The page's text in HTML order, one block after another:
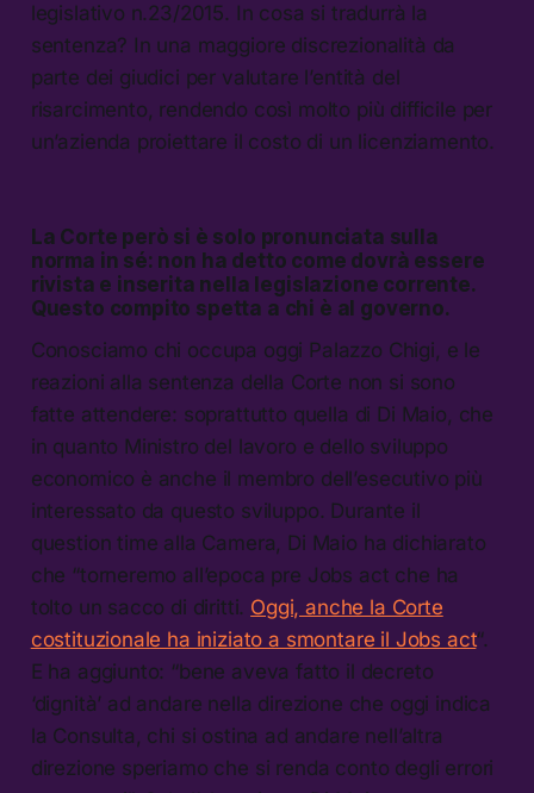
legislativo n.23/2015. In cosa si tradurrà la
sentenza? In una maggiore discrezionalità da
parte dei giudici per valutare l’entità del
risarcimento, rendendo così molto più difficile per
un’azienda proiettare il costo di un licenziamento.
La Corte però si è solo pronunciata sulla
norma in sé: non ha detto come dovrà essere
rivista e inserita nella legislazione corrente.
Questo compito spetta a chi è al governo.
Conosciamo chi occupa oggi Palazzo Chigi, e le
reazioni alla sentenza della Corte non si sono
fatte attendere: soprattutto quella di Di Maio, che
in quanto Ministro del lavoro e dello sviluppo
economico è anche il membro dell’esecutivo più
interessato da questo sviluppo. Durante il
question time alla Camera, Di Maio ha dichiarato
che “torneremo all’epoca pre Jobs act che ha
tolto un sacco di diritti. Oggi, anche la Corte
costituzionale ha iniziato a smontare il Jobs act“.
E ha aggiunto: “bene aveva fatto il decreto
‘dignità’ ad andare nella direzione che oggi indica
la Consulta, chi si ostina ad andare nell’altra
direzione speriamo che si renda conto degli errori